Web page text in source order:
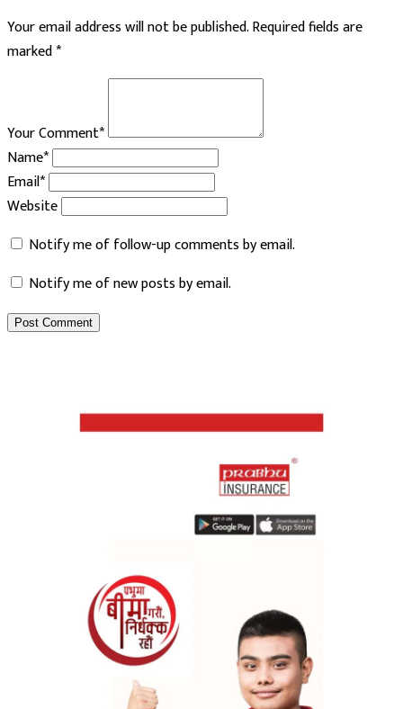
Your email address will not be published.Required fields are
marked*
Your Comment*
Name*
Email*
Website
Notify me of follow-up comments by email.
Notify me of new posts by email.